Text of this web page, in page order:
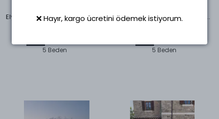
Elysia Çift Pens Pantolon Kırmızı
5 Beden
Dar Paça Klasik Kemerli Kumaş Pantolon Yağ Yeşili
5 Beden
❌ Hayır, kargo ücretini ödemek istiyorum.